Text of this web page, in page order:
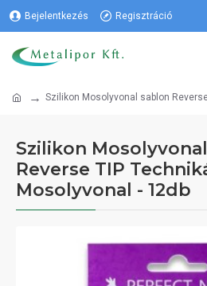
Bejelentkezés Regisztráció
Szilikon Mosolyvonal sablon
Szilikon
Reverse TIP
Mosolyvonal - 12db